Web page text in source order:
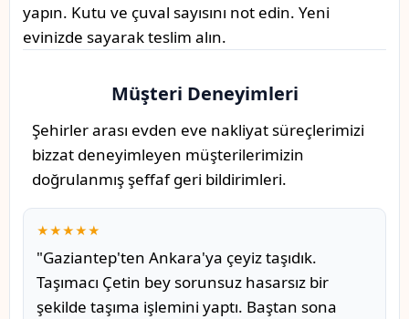
yapın. Kutu ve çuval sayısını not edin. Yeni
evinizde sayarak teslim alın.
Müşteri Deneyimleri
Şehirler arası evden eve nakliyat süreçlerimizi
bizzat deneyimleyen müşterilerimizin
doğrulanmış şeffaf geri bildirimleri.
★★★★★
"Gaziantep'ten Ankara'ya çeyiz taşıdık.
Taşımacı Çetin bey sorunsuz hasarsız bir
şekilde taşıma işlemini yaptı. Baştan sona